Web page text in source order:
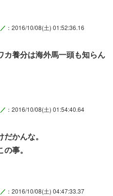
：2016/10/08(土) 01:52:36.16
カ養分は海外馬一頭も知らん
：2016/10/08(土) 01:54:40.64
かんな。
事。
：2016/10/08(土) 04:47:33.37